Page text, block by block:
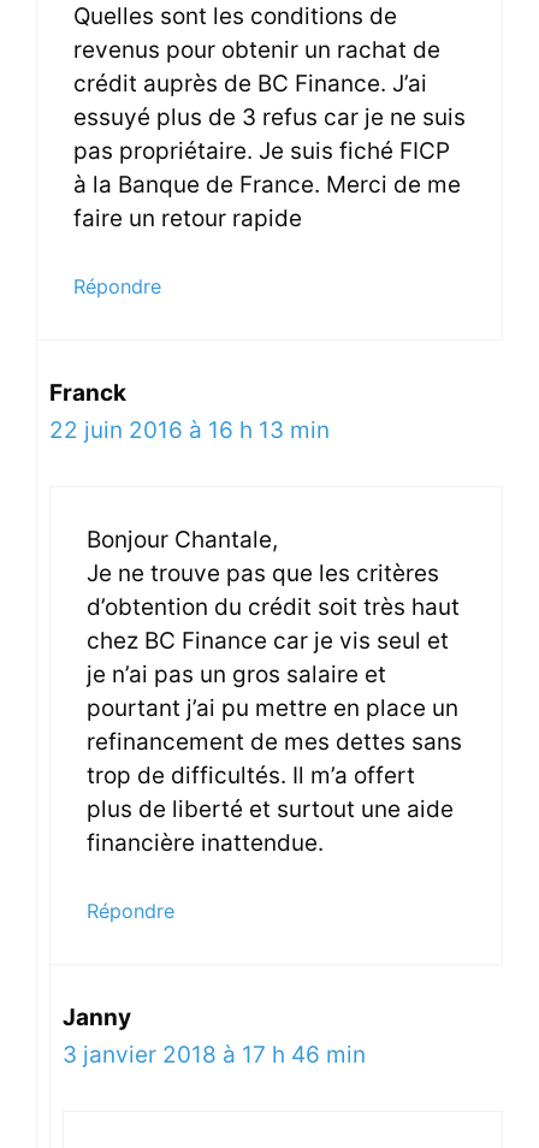
Quelles sont les conditions de
revenus pour obtenir un rachat de
crédit auprès de BC Finance. J’ai
essuyé plus de 3 refus car je ne suis
pas propriétaire. Je suis fiché FICP
à la Banque de France. Merci de me
faire un retour rapide
Répondre
Franck
22 juin 2016 à 16 h 13 min
Bonjour Chantale,
Je ne trouve pas que les critères
d’obtention du crédit soit très haut
chez BC Finance car je vis seul et
je n’ai pas un gros salaire et
pourtant j’ai pu mettre en place un
refinancement de mes dettes sans
trop de difficultés. Il m’a offert
plus de liberté et surtout une aide
financière inattendue.
Répondre
Janny
3 janvier 2018 à 17 h 46 min